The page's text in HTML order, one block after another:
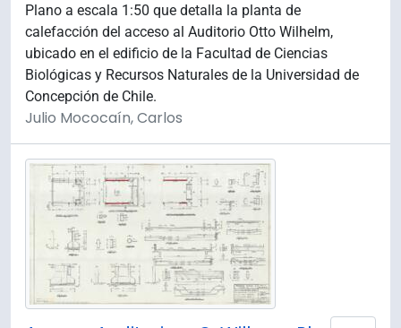
Plano a escala 1:50 que detalla la planta de
calefacción del acceso al Auditorio Otto Wilhelm,
ubicado en el edificio de la Facultad de Ciencias
Biológicas y Recursos Naturales de la Universidad de
Concepción de Chile.
Julio Mococaín, Carlos